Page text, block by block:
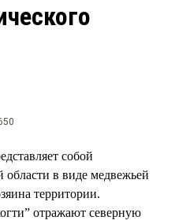
Рейтинги
собой
в виде медвежьей
территории.
отражают северную